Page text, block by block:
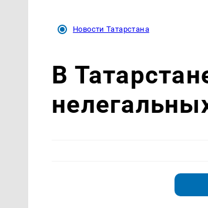
Новости Татарстана
В